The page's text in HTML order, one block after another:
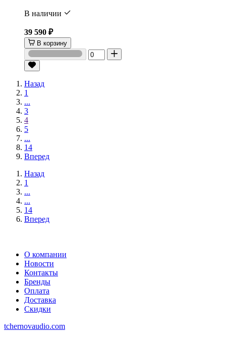
В наличии
39 590 ₽
В корзину
Назад
1
...
3
4
5
...
14
Вперед
Назад
1
...
...
14
Вперед
О компании
Новости
Контакты
Бренды
Оплата
Доставка
Скидки
tchernovaudio.com